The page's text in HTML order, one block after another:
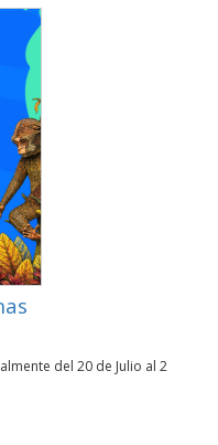
del 20 de Julio al 2